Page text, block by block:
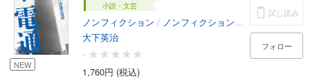
NEW
小説・文芸
ノンフィクション / ノンフィクション・ドキュメンタリー
大下英治
-
1,760円 (税込)
試し読み
フォロー